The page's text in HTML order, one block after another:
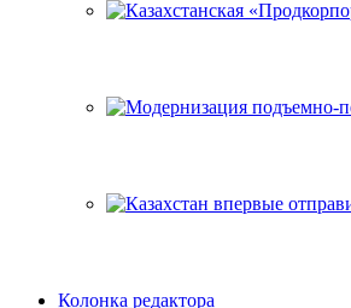
Колонка редактора